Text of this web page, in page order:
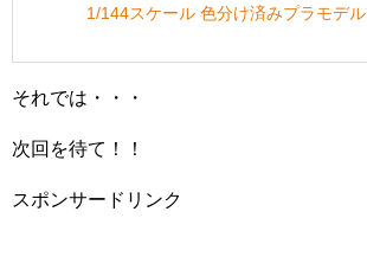
1/144スケール 色分け済みプラモデル
それでは・・・
次回を待て！！
スポンサードリンク